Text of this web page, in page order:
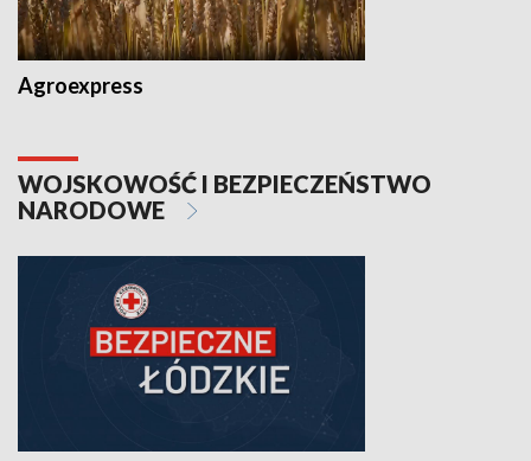
Agroexpress
WOJSKOWOŚĆ I BEZPIECZEŃSTWO
NARODOWE